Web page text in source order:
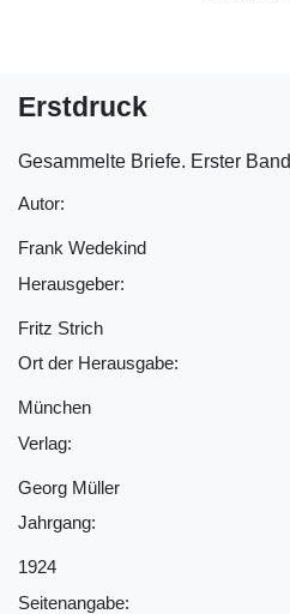
Erstdruck
Gesammelte Briefe. Erster Band
Autor:
Frank Wedekind
Herausgeber:
Fritz Strich
Ort der Herausgabe:
München
Verlag:
Georg Müller
Jahrgang:
1924
Seitenangabe: